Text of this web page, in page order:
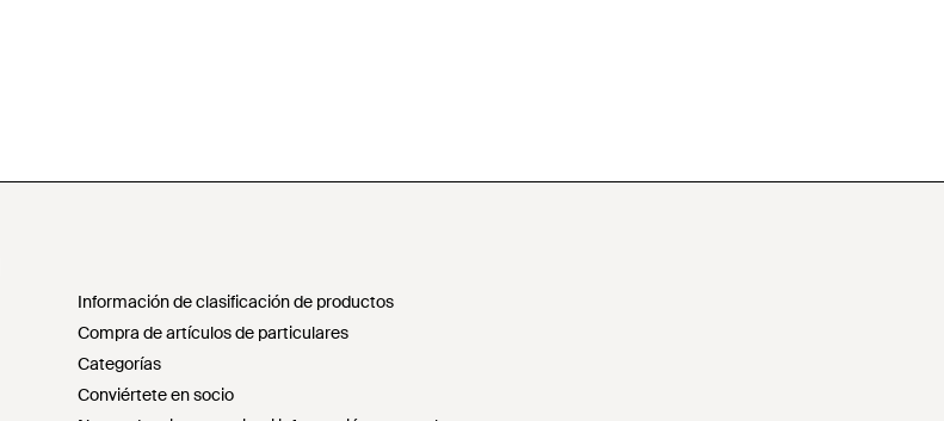
Información de clasificación de productos
Compra de artículos de particulares
Categorías
Conviértete en socio